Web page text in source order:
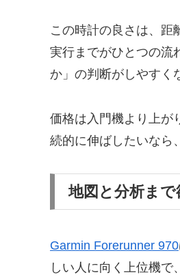
この時計の良さは、距
実行までがひとつの流
か」の判断がしやすく
価格は入門機より上が
続的に伸ばしたいなら
地図と分析ま
Garmin Forerunner 970
しい人に向く上位機